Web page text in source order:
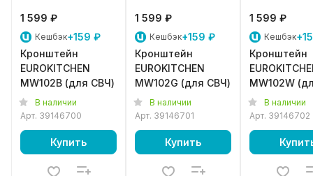
1 599 ₽
Кешбэк+159 ₽
Кронштейн
EUROKITCHEN
MW102B (для СВЧ)
В наличии
Арт. 39146700
Купить
1 599 ₽
Кешбэк+159 ₽
Кронштейн
EUROKITCHEN
MW102G (для СВЧ)
В наличии
Арт. 39146701
Купить
1 599 ₽
Кешбэк
Кронштейн
MW102W
СВЧ)В наличии
Арт. 39146702